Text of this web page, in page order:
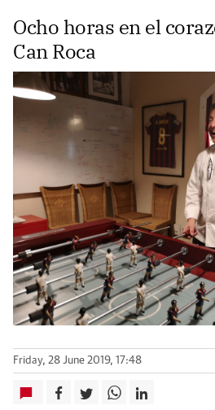
Ocho horas en el
Can Roca
Friday, 28 June 2019, 17:48